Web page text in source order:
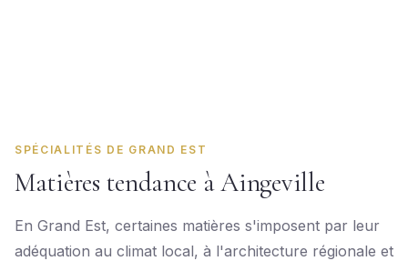
SPÉCIALITÉS DE GRAND EST
Matières tendance à Aingeville
En Grand Est, certaines matières s'imposent par leur
adéquation au climat local, à l'architecture régionale et